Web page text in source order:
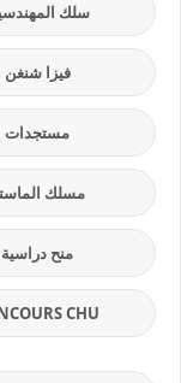
سلك
فيزا شنغن
مستجدات
مسلك
منح دراسية
CHU